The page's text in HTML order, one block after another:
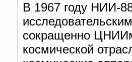
В 1967 году НИИ-
сокращенно
космической